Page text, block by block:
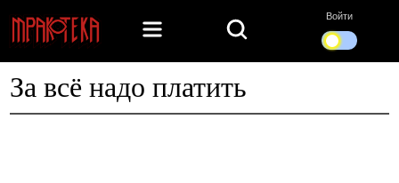
Войти
За всё надо платить